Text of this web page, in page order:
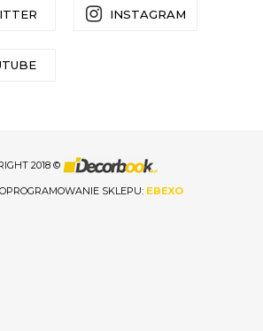
INSTAGRAM
2018 ©
SKLEPU: EBEXO